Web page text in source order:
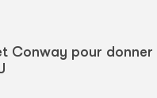
Conway pour donner